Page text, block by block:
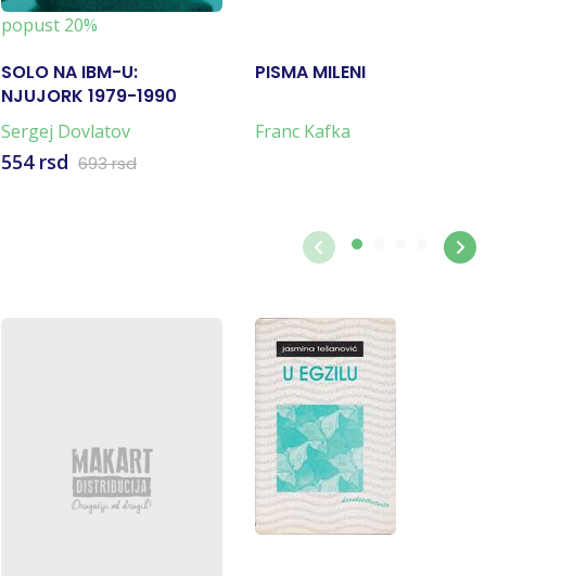
popust 20%
SOLO NA IBM-U:
NJUJORK 1979-1990
Sergej Dovlatov
554 rsd 693 rsd
PISMA MILENI
Franc Kafka